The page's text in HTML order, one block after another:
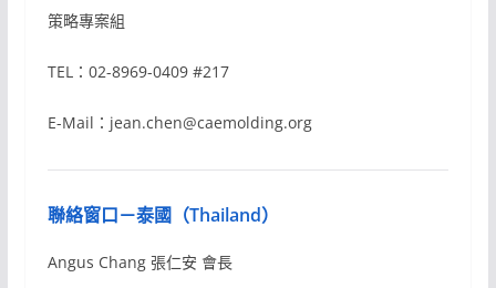
策略專案組
TEL：02-8969-0409 #217
E-Mail：jean.chen@caemolding.org
聯絡窗口－泰國（Thailand）
Angus Chang 張仁安 會長